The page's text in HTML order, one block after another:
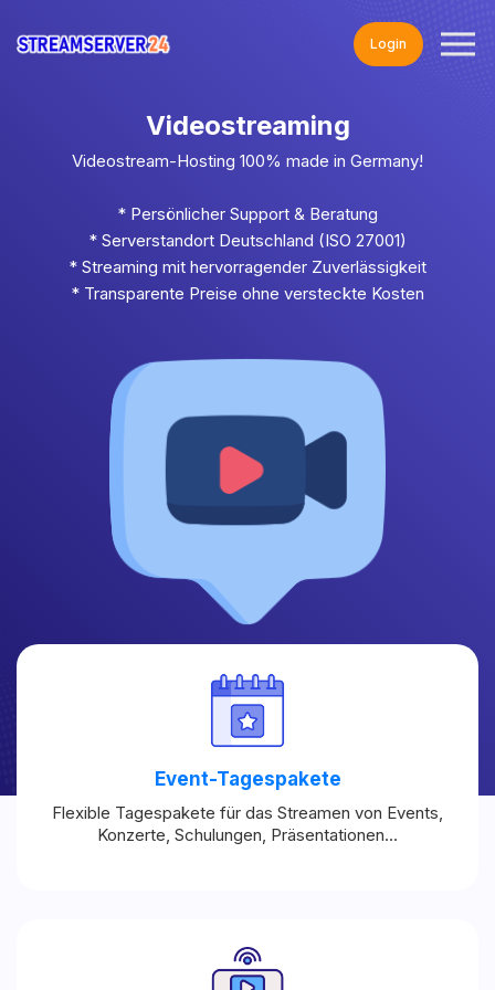
Login
Videostreaming
Videostream-Hosting 100% made in Germany!
* Persönlicher Support & Beratung
* Serverstandort Deutschland (ISO 27001)
* Streaming mit hervorragender Zuverlässigkeit
* Transparente Preise ohne versteckte Kosten
Event-Tagespakete
Flexible Tagespakete für das Streamen von Events,
Konzerte, Schulungen, Präsentationen...